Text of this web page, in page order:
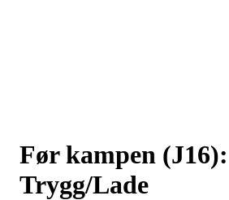
Før kampen
Trygg/Lade